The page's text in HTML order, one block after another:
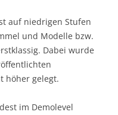
auf niedrigen Stufen
und Modelle bzw.
Dabei wurde
höher gelegt.
im Demolevel